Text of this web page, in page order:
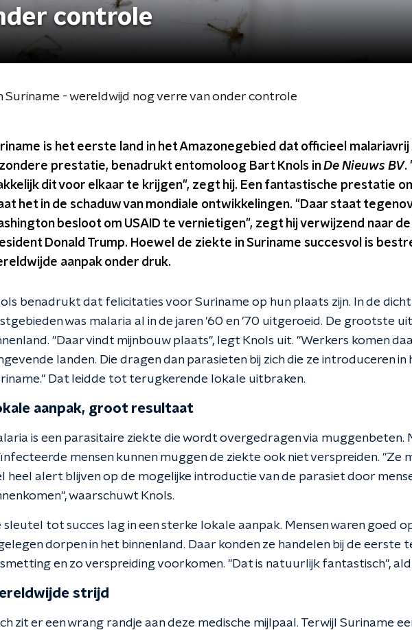
controle
Suriname - wereldwijd nog verre van onder controle
is het eerste land in het Amazonegebied dat officieel malariavrij
prestatie, benadrukt entomoloog Bart Knols inDe Nieuws BV.
dit voor elkaar te krijgen", zegt hij. Een fantastische prestatie
het in de schaduw van mondiale ontwikkelingen. "Daar staat
besloot om USAID te vernietigen", zegt hij verwijzend naar
Donald Trump. Hoewel de ziekte in Suriname succesvol is
aanpak onder druk.
benadrukt dat felicitaties voor Suriname op hun plaats zijn. In de
was malaria al in de jaren '60 en '70 uitgeroeid. De grootste
"Daar vindt mijnbouw plaats", legt Knols uit. "Werkers komen
landen. Die dragen dan parasieten bij zich die ze introduceren in
Dat leidde tot terugkerende lokale uitbraken.
aanpak, groot resultaat
is een parasitaire ziekte die wordt overgedragen via muggenbeten.
mensen kunnen muggen de ziekte ook niet verspreiden. "Ze
heel alert blijven op de mogelijke introductie van de parasiet door
waarschuwt Knols.
sleutel tot succes lag in een sterke lokale aanpak. Mensen waren goed
dorpen in het binnenland. Daar konden ze handelen bij de eerste
en zo verspreiding voorkomen. "Dat is natuurlijk fantastisch",
strijd
zit er een wrang randje aan deze medische mijlpaal. Terwijl Suriname